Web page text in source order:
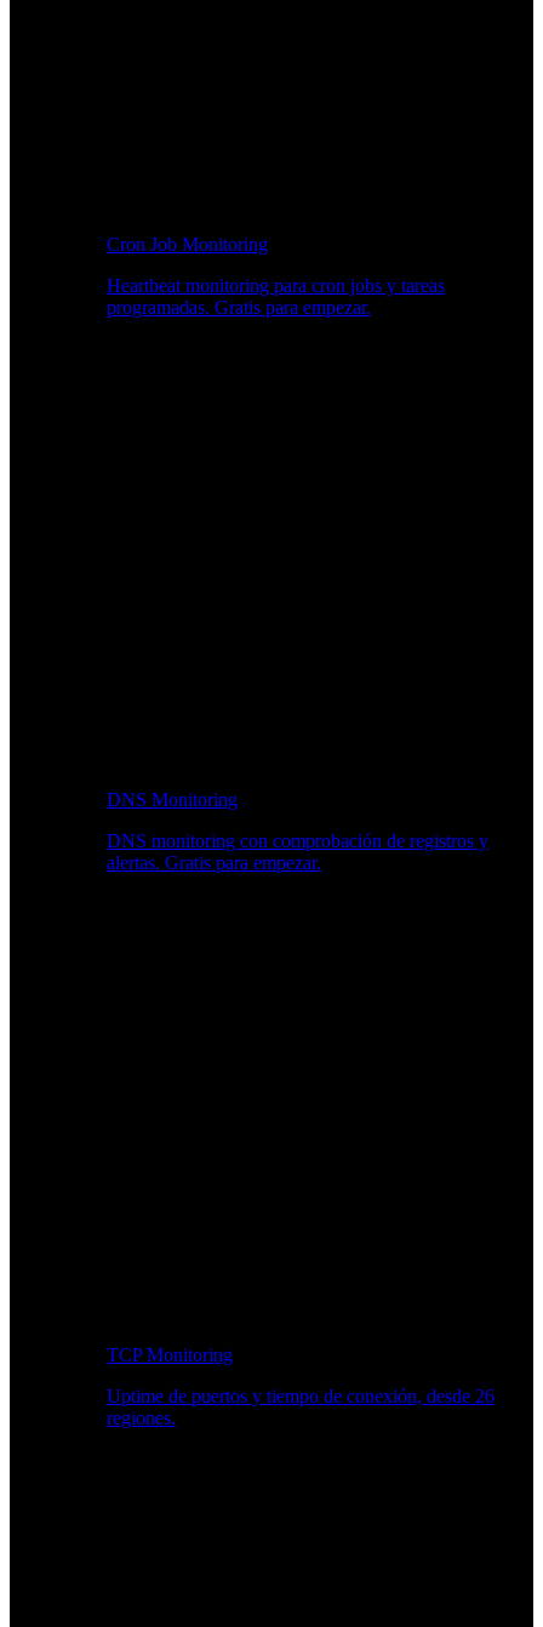
Cron Job Monitoring
Heartbeat monitoring para cron jobs y tareas
programadas. Gratis para empezar.
DNS Monitoring
DNS monitoring con comprobación de registros y
alertas. Gratis para empezar.
TCP Monitoring
Uptime de puertos y tiempo de conexión, desde 26
regiones.